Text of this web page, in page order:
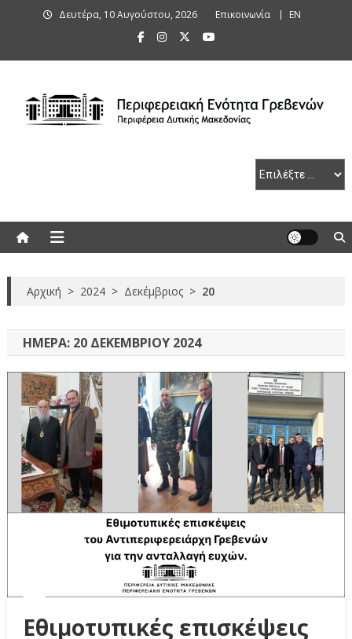
Δευτέρα, 10 Αυγούστου, 2026 Επικοινωνία ΕΝ
Αρχική > 2024 > Δεκέμβριος > 20
ΗΜΈΡΑ: 20 ΔΕΚΕΜΒΡΊΟΥ 2024
Εθιμοτυπικές επισκέψεις